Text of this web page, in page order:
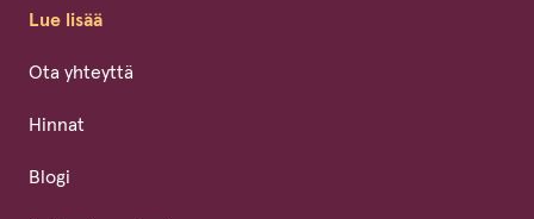
Lue lisää
Ota yhteyttä
Hinnat
Blogi